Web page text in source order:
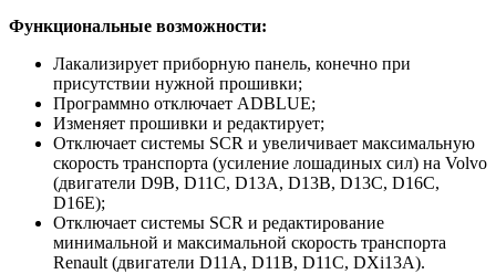
Функциональные возможности:
Лакализирует приборную панель, конечно при
присутствии нужной прошивки;
Программно отключает ADBLUE;
Изменяет прошивки и редактирует;
Отключает системы SCR и увеличивает максимальную
скорость транспорта (усиление лошадиных сил) на Volvo
(двигатели D9B, D11C, D13A, D13B, D13C, D16C,
D16E);
Отключает системы SCR и редактирование
минимальной и максимальной скорость транспорта
Renault (двигатели D11A, D11B, D11C, DXi13A).